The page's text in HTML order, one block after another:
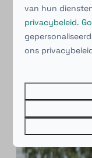
van hun
privacybeleid.
ons